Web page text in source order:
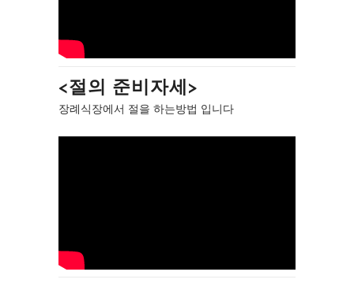
<절의 준비자세>
장례식장에서 절을 하는방법 입니다